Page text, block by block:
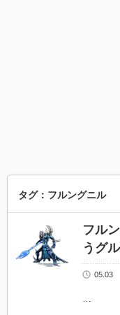
タグ：フルングニル
フル
うグ
05.03
…